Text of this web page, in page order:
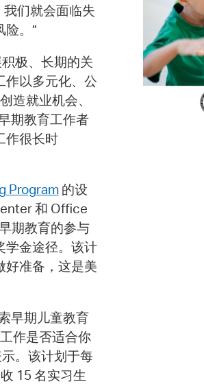
我们就会面临失
。”
极、长期的关
作以多元化、公
造就业机会、
期教育工作者
作很长时
Program的设
和 Office
期教育的参与
学金途径。该计
好准备，这是美
早期儿童教育
作是否适合你
。该计划于每
15 名实习生